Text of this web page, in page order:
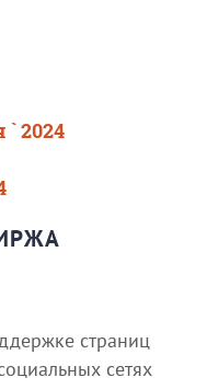
` 2024
страниц
сетях